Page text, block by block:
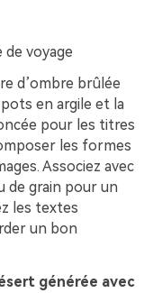
voyage
d’ombre brûlée
en argile et la
pour les titres
les formes
Associez avec
de grain pour un
les textes
un bon
générée avec